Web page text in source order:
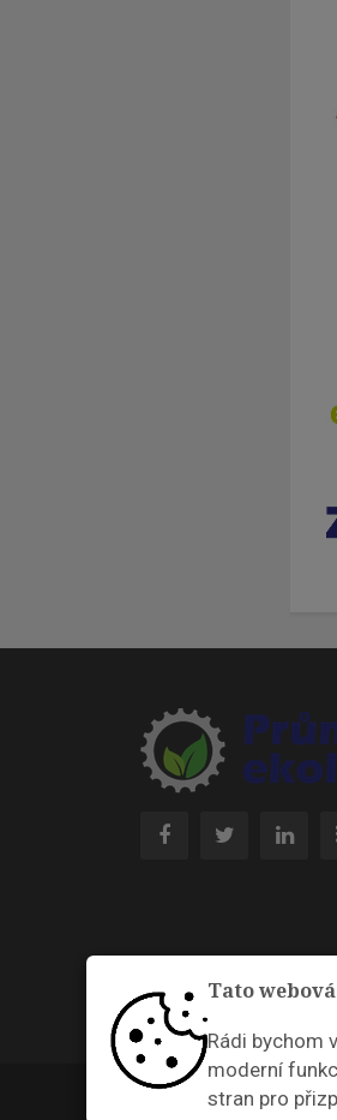
Tato
Rádi bychom
moderní
stran pro
Průmyslová ekologie ©